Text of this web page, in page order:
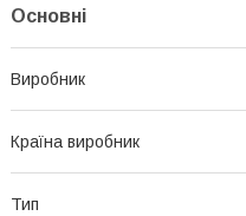
Основні
Виробник
Країна виробник
Тип